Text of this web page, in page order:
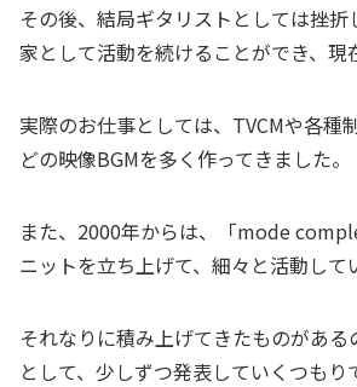
その後、結局ギタリストとしては挫
家として活動を続けることができ、現
実際のお仕事としては、TVCMや各種
どの映像BGMを多く作ってきました。
また、2000年からは、「mode
ニットを立ち上げて、細々と活動して
それなりに積み上げてきたものがある
として、少しずつ発表していくつもり